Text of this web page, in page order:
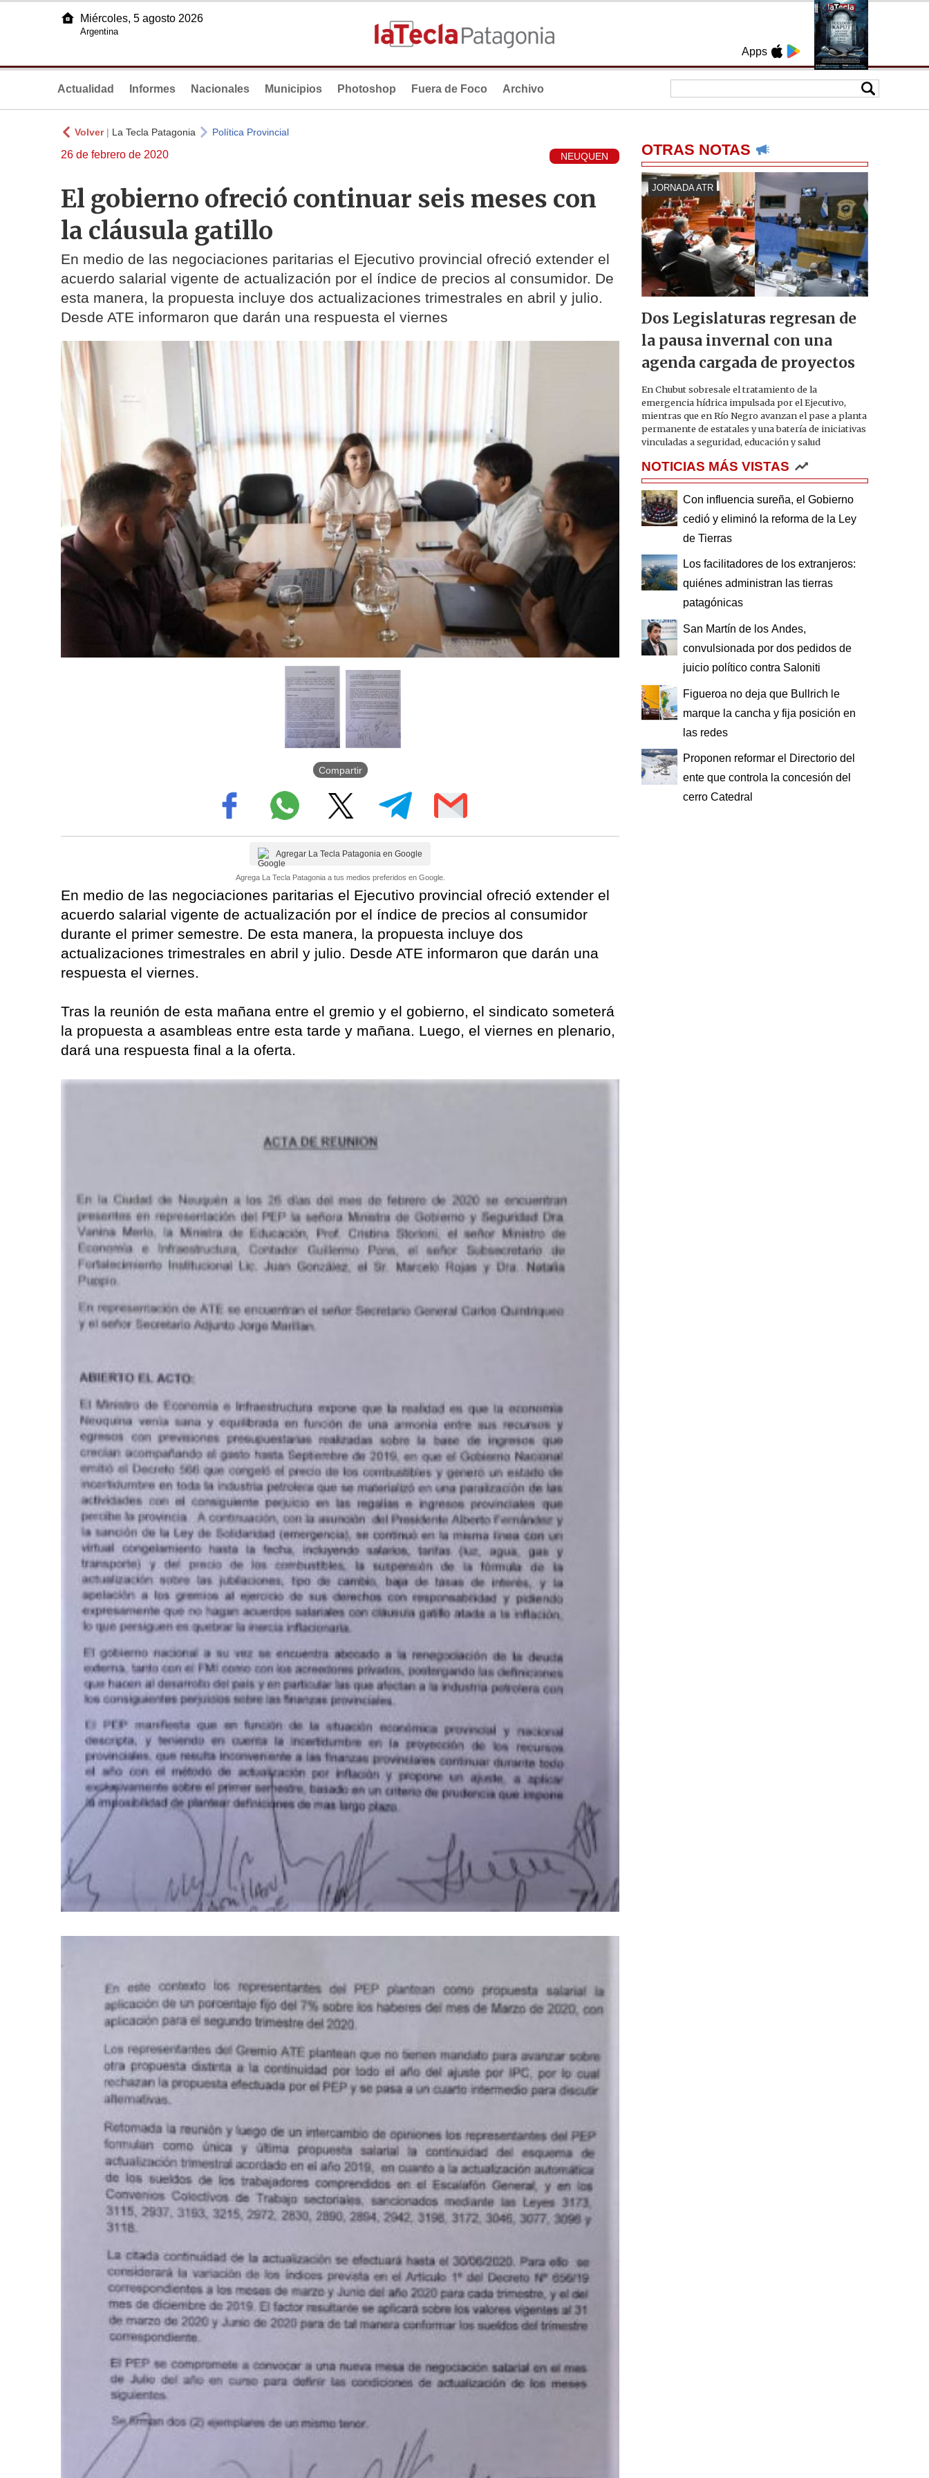
Apps
Miércoles, 5 agosto 2026
Argentina
Actualidad Informes Nacionales Municipios Photoshop Fuera de Foco Archivo
Volver| La Tecla Patagonia Política Provincial
26 de febrero de 2020 NEUQUEN
El gobierno ofreció continuar seis meses con
la cláusula gatillo
En medio de las negociaciones paritarias el Ejecutivo provincial ofreció extender el
acuerdo salarial vigente de actualización por el índice de precios al consumidor. De
esta manera, la propuesta incluye dos actualizaciones trimestrales en abril y julio.
Desde ATE informaron que darán una respuesta el viernes
Compartir
Agregar La Tecla Patagonia en Google
Agrega La Tecla Patagonia a tus medios preferidos en Google.
En medio de las negociaciones paritarias el Ejecutivo provincial ofreció extender el
acuerdo salarial vigente de actualización por el índice de precios al consumidor
durante el primer semestre. De esta manera, la propuesta incluye dos
actualizaciones trimestrales en abril y julio. Desde ATE informaron que darán una
respuesta el viernes.
Tras la reunión de esta mañana entre el gremio y el gobierno, el sindicato someterá
la propuesta a asambleas entre esta tarde y mañana. Luego, el viernes en plenario,
dará una respuesta final a la oferta.
OTRAS NOTAS
JORNADA ATR
Dos Legislaturas regresan de
la pausa invernal con una
agenda cargada de proyectos
En Chubut sobresale el tratamiento de la
emergencia hídrica impulsada por el Ejecutivo,
mientras que en Río Negro avanzan el pase a planta
permanente de estatales y una batería de iniciativas
vinculadas a seguridad, educación y salud
NOTICIAS MÁS VISTAS
Con influencia sureña, el Gobierno
cedió y eliminó la reforma de la Ley
de Tierras
Los facilitadores de los extranjeros:
quiénes administran las tierras
patagónicas
San Martín de los Andes,
convulsionada por dos pedidos de
juicio político contra Saloniti
Figueroa no deja que Bullrich le
marque la cancha y fija posición en
las redes
Proponen reformar el Directorio del
ente que controla la concesión del
cerro Catedral